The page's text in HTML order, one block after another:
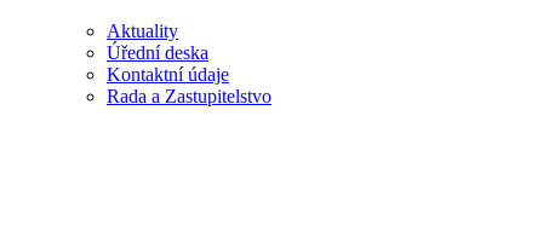
Aktuality
Úřední deska
Kontaktní údaje
Rada a Zastupitelstvo